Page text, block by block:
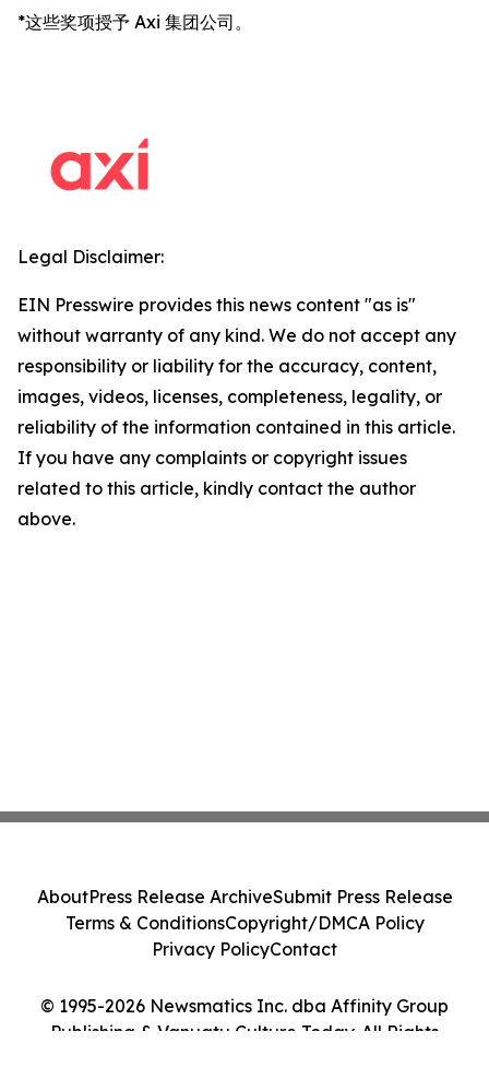
*这些奖项授予 Axi 集团公司。
Legal Disclaimer:
EIN Presswire provides this news content "as is"
without warranty of any kind. We do not accept any
responsibility or liability for the accuracy, content,
images, videos, licenses, completeness, legality, or
reliability of the information contained in this article.
If you have any complaints or copyright issues
related to this article, kindly contact the author
above.
© 1995-2026 Newsmatics Inc. dba Affinity Group
Publishing & Vanuatu Culture Today. All Rights
AboutPress Release ArchiveSubmit Press Release
Terms & ConditionsCopyright/DMCA Policy
Privacy PolicyContact